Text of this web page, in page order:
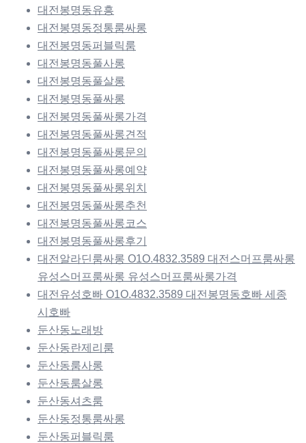
대전봉명동유흥
대전봉명동정통룸싸롱
대전봉명동퍼블릭룸
대전봉명동풀사롱
대전봉명동풀살롱
대전봉명동풀싸롱
대전봉명동풀싸롱가격
대전봉명동풀싸롱견적
대전봉명동풀싸롱문의
대전봉명동풀싸롱예약
대전봉명동풀싸롱위치
대전봉명동풀싸롱추천
대전봉명동풀싸롱코스
대전봉명동풀싸롱후기
대전알라딘룸싸롱 O1O.4832.3589 대전스머프룸싸롱
유성스머프룸싸롱 유성스머프룸싸롱가격
대전유성호빠 O1O.4832.3589 대전봉명동호빠 세종
시호빠
둔산동노래방
둔산동란제리룸
둔산동룸사롱
둔산동룸살롱
둔산동셔츠룸
둔산동정통룸싸롱
둔산동퍼블릭룸